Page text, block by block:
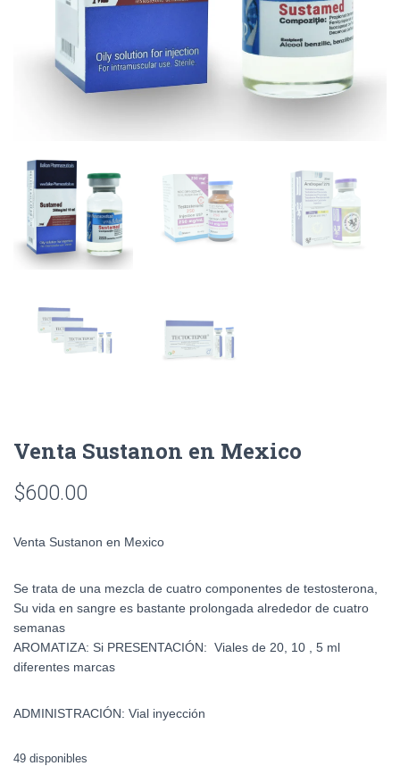
Venta Sustanon en Mexico
$600.00
Venta Sustanon en Mexico
Se trata de una mezcla de cuatro componentes de testosterona,
Su vida en sangre es bastante prolongada alrededor de cuatro
semanas
AROMATIZA: Si PRESENTACIÓN: Viales de 20, 10 , 5 ml
diferentes marcas
ADMINISTRACIÓN: Vial inyección
49 disponibles